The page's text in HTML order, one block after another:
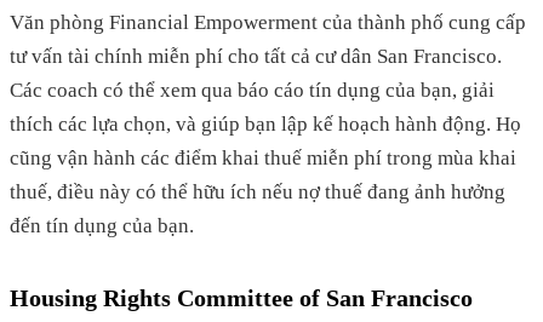
Văn phòng Financial Empowerment của thành phố cung cấp
tư vấn tài chính miễn phí cho tất cả cư dân San Francisco.
Các coach có thể xem qua báo cáo tín dụng của bạn, giải
thích các lựa chọn, và giúp bạn lập kế hoạch hành động. Họ
cũng vận hành các điểm khai thuế miễn phí trong mùa khai
thuế, điều này có thể hữu ích nếu nợ thuế đang ảnh hưởng
đến tín dụng của bạn.
Housing Rights Committee of San Francisco